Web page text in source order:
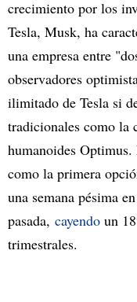
crecimiento por los
Tesla, Musk, ha
una empresa entre
observadores
ilimitado de Tesla si
tradicionales como la
humanoides
como la primera
una semana pésima
pasada, cayendo un
trimestrales.